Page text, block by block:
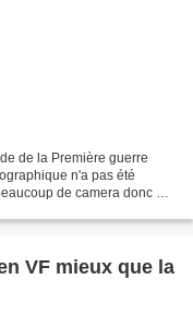
de la Première guerre
n'a pas été
de camera donc à
VF mieux que la